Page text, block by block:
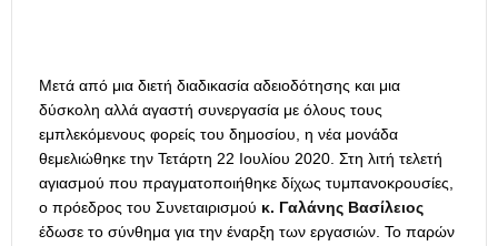
Μετά από μια διετή διαδικασία αδειοδότησης και μια
δύσκολη αλλά αγαστή συνεργασία με όλους τους
εμπλεκόμενους φορείς του δημοσίου, η νέα μονάδα
θεμελιώθηκε την Τετάρτη 22 Ιουλίου 2020. Στη λιτή τελετή
αγιασμού που πραγματοποιήθηκε δίχως τυμπανοκρουσίες,
ο πρόεδρος του Συνεταιρισμού κ. Γαλάνης Βασίλειος
έδωσε το σύνθημα για την έναρξη των εργασιών. Το παρών